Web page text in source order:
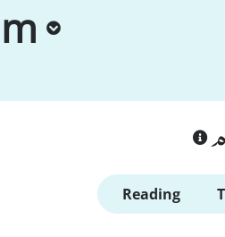
Reading